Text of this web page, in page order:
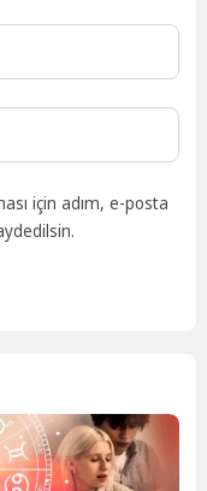
için adım, e-posta